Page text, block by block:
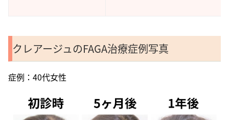
クレアージュのFAGA治療症例写真
症例：40代女性